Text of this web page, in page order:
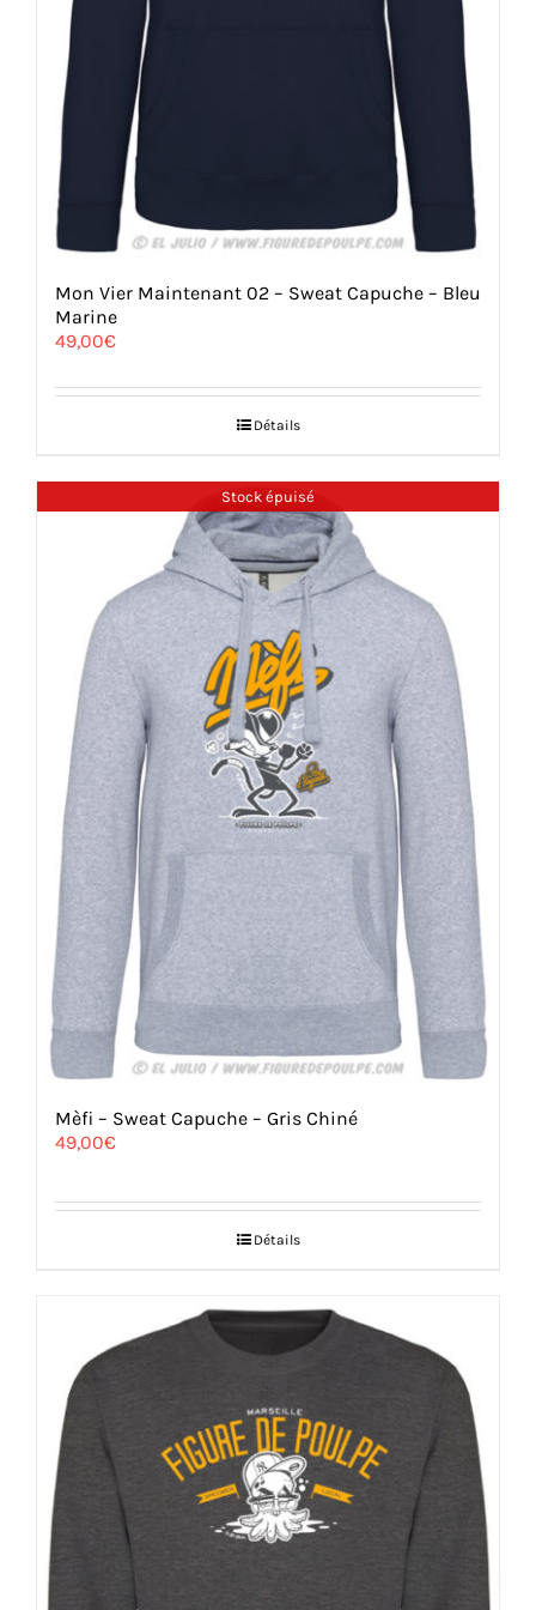
Mon Vier Maintenant 02 – Sweat Capuche – Bleu
Marine
49,00€
Détails
Stock épuisé
Mèfi – Sweat Capuche – Gris Chiné
49,00€
Détails